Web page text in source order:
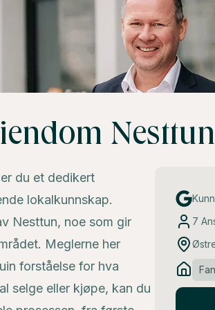
Nesttun
du et dedikert
lokalkunnskap.
Nesttun, noe som gir
Meglerne her
forståelse for hva
selge eller kjøpe, kan du
7